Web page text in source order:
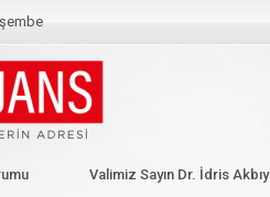
CHP’li Erbay: Muğla’da elektrik
KARŞI KARŞIYA
Valimiz Sayın Dr. İdris